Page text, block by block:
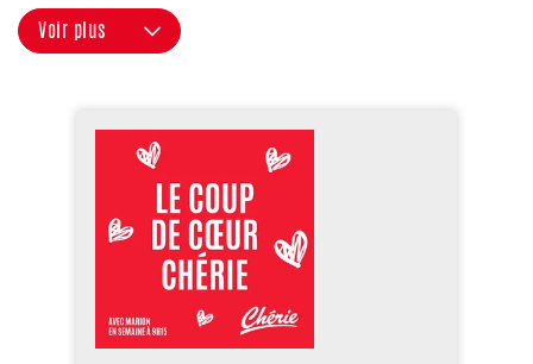
Voir plus